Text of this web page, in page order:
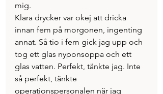
mig.
Klara drycker var okej att dricka
innan fem på morgonen, ingenting
annat. Så tio i fem gick jag upp och
tog ett glas nyponsoppa och ett
glas vatten. Perfekt, tänkte jag. Inte
så perfekt, tänkte
operationspersonalen när jag